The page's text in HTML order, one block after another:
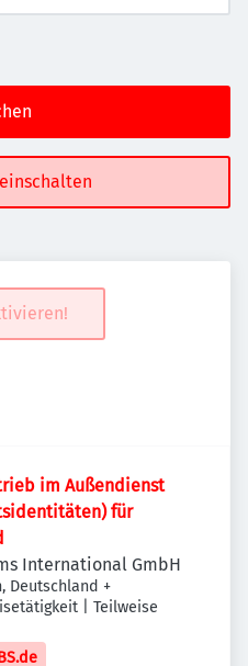
im Außendienst
für
International GmbH
Deutschland +
| Teilweise